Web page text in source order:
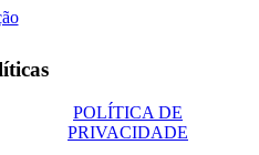
POLÍTICA DE
PRIVACIDADE